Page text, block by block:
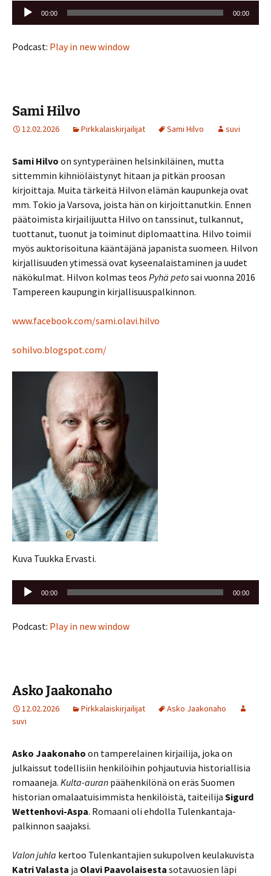
Äänitoistin
00:00 00:00
Podcast: Play in new window
Sami Hilvo
12.02.2026 Pirkkalaiskirjailijat Sami Hilvo suvi
Sami Hilvo on syntyperäinen helsinkiläinen, mutta
sittemmin kihniöläistynyt hitaan ja pitkän proosan
kirjoittaja. Muita tärkeitä Hilvon elämän kaupunkeja ovat
mm. Tokio ja Varsova, joista hän on kirjoittanutkin. Ennen
päätoimista kirjailijuutta Hilvo on tanssinut, tulkannut,
tuottanut, tuonut ja toiminut diplomaattina. Hilvo toimii
myös auktorisoituna kääntäjänä japanista suomeen. Hilvon
kirjallisuuden ytimessä ovat kyseenalaistaminen ja uudet
näkökulmat. Hilvon kolmas teos Pyhä petosai vuonna 2016
Tampereen kaupungin kirjallisuuspalkinnon.
www.facebook.com/sami.olavi.hilvo
sohilvo.blogspot.com/
Kuva Tuukka Ervasti.
Äänitoistin
00:00 00:00
Podcast: Play in new window
Asko Jaakonaho
12.02.2026 Pirkkalaiskirjailijat
Asko Jaakonaho
suvi
Asko Jaakonaho on tamperelainen kirjailija, joka on
julkaissut todellisiin henkilöihin pohjautuvia historiallisia
romaaneja. Kulta-auran päähenkilönä on eräs Suomen
historian omalaatuisimmista henkilöistä, taiteilija Sigurd
Wettenhovi-Aspa. Romaani oli ehdolla Tulenkantaja-
palkinnon saajaksi.
Valon juhla kertoo Tulenkantajien sukupolven keulakuvista
Katri Valasta ja Olavi Paavolaisesta sotavuosien läpi